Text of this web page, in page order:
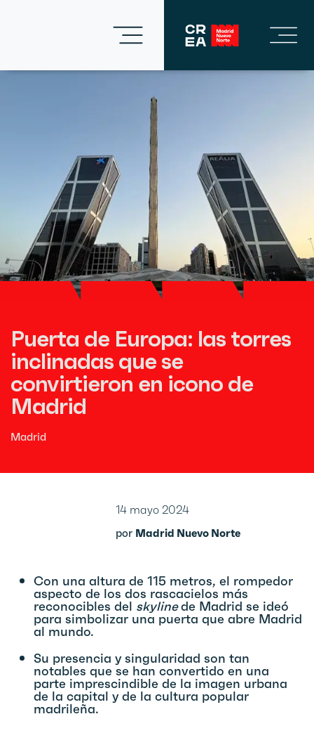
Puerta de Europa: las torres
inclinadas que se
convirtieron en icono de
Madrid
Madrid
Con una altura de 115 metros, el rompedor
aspecto de los dos rascacielos más
reconocibles del skylinede Madrid se ideó
para simbolizar una puerta que abre Madrid
al mundo.
Su presencia y singularidad son tan
notables que se han convertido en una
parte imprescindible de la imagen urbana
de la capital y de la cultura popular
madrileña.
14 mayo 2024
por Madrid Nuevo Norte